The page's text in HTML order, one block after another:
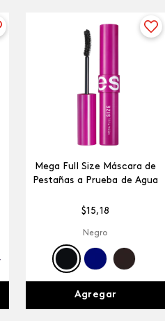
Mega Full Size Máscara de
Pestañas a Prueba de Agua
$15,18
Negro
Agregar